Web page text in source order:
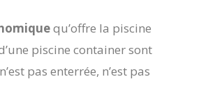
qu’offre la piscine
piscine container sont
pas enterrée, n’est pas